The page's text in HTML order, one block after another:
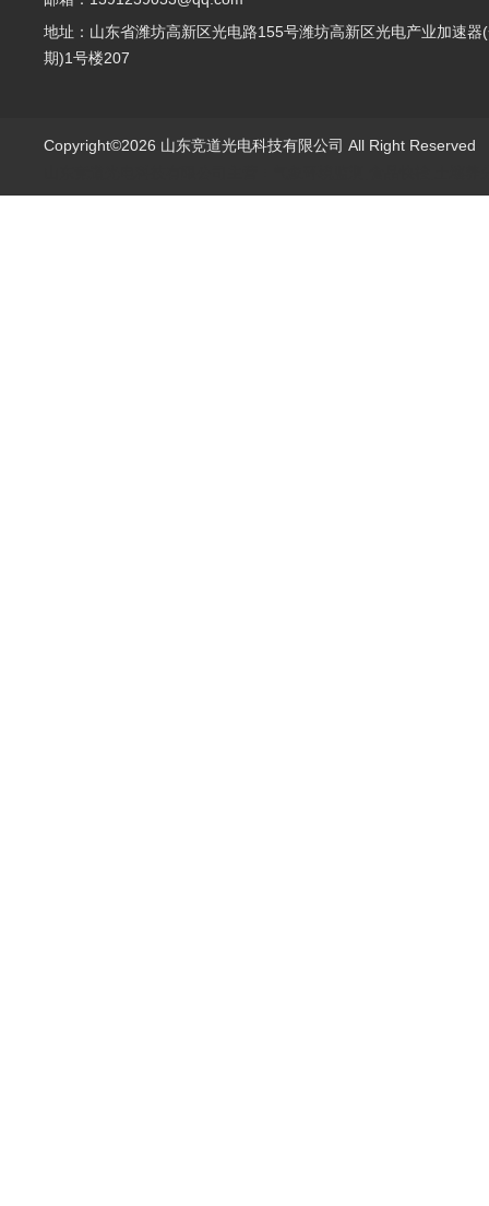
地址：山东省潍坊高新区光电路155号潍坊高新区光电产业加速器
期)1号楼207
Copyright©2026 山东竞道光电科技有限公司 All Right